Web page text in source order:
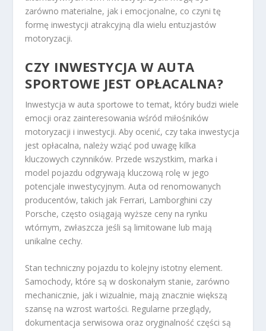
zarówno materialne, jak i emocjonalne, co czyni tę
formę inwestycji atrakcyjną dla wielu entuzjastów
motoryzacji.
CZY INWESTYCJA W AUTA
SPORTOWE JEST OPŁACALNA?
Inwestycja w auta sportowe to temat, który budzi wiele
emocji oraz zainteresowania wśród miłośników
motoryzacji i inwestycji. Aby ocenić, czy taka inwestycja
jest opłacalna, należy wziąć pod uwagę kilka
kluczowych czynników. Przede wszystkim, marka i
model pojazdu odgrywają kluczową rolę w jego
potencjale inwestycyjnym. Auta od renomowanych
producentów, takich jak Ferrari, Lamborghini czy
Porsche, często osiągają wyższe ceny na rynku
wtórnym, zwłaszcza jeśli są limitowane lub mają
unikalne cechy.
Stan techniczny pojazdu to kolejny istotny element.
Samochody, które są w doskonałym stanie, zarówno
mechanicznie, jak i wizualnie, mają znacznie większą
szansę na wzrost wartości. Regularne przeglądy,
dokumentacja serwisowa oraz oryginalność części są